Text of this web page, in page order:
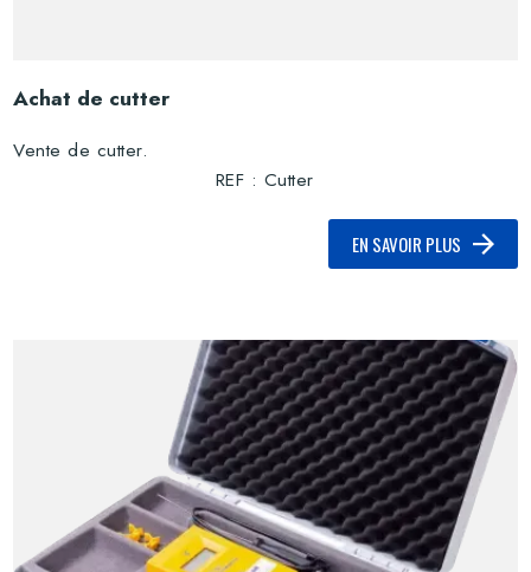
Achat de cutter
Vente de cutter.
REF : Cutter
EN SAVOIR PLUS